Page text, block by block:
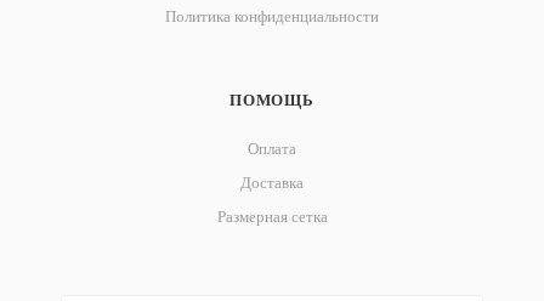
Политика конфиденциальности
ПОМОЩЬ
Оплата
Доставка
Размерная сетка